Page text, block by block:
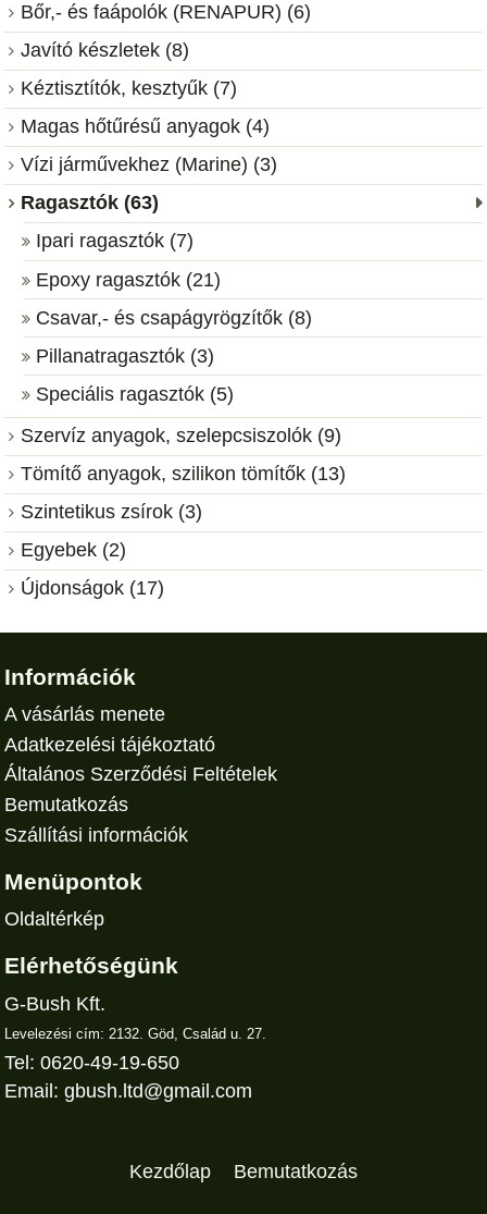
Bőr,- és faápolók (RENAPUR) (6)
Javító készletek (8)
Kéztisztítók, kesztyűk (7)
Magas hőtűrésű anyagok (4)
Vízi járművekhez (Marine) (3)
Ragasztók (63)
Ipari ragasztók (7)
Epoxy ragasztók (21)
Csavar,- és csapágyrögzítők (8)
Pillanatragasztók (3)
Speciális ragasztók (5)
Szervíz anyagok, szelepcsiszolók (9)
Tömítő anyagok, szilikon tömítők (13)
Szintetikus zsírok (3)
Egyebek (2)
Újdonságok (17)
Információk
A vásárlás menete
Adatkezelési tájékoztató
Általános Szerződési Feltételek
Bemutatkozás
Szállítási információk
Menüpontok
Oldaltérkép
Elérhetőségünk
G-Bush Kft.
Levelezési cím: 2132. Göd, Család u. 27.
Tel: 0620-49-19-650
Email:gbush.ltd@gmail.com
Kezdőlap Bemutatkozás